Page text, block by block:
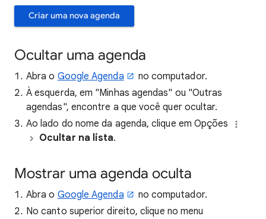
Criar uma nova agenda
Ocultar uma agenda
Abra o Google Agenda
no computador.
À esquerda, em "Minhas agendas" ou "Outras
agendas", encontre a que você quer ocultar.
Ao lado do nome da agenda, clique em Opções
Ocultar na lista.
Mostrar uma agenda oculta
Abra o Google Agenda
no computador.
No canto superior direito, clique no menu